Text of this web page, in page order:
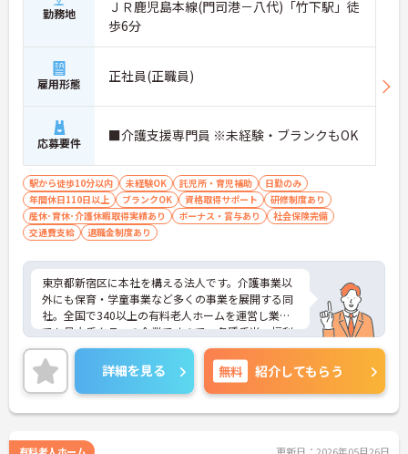
勤務地
ＪＲ鹿児島本線(門司港－八代)「竹下駅」徒
歩6分
雇用形態 正社員(正職員)
応募要件 ■介護支援専門員 ※未経験・ブランクもOK
駅から徒歩10分以内 未経験OK 託児所・育児補助
日勤のみ
年間休日110日以上
ブランクOK 資格取得サポート
研修制度あり
産休･育休･介護休暇取得実績あり
ボーナス・賞与あり
社会保険完備
交通費支給
退職金制度あり
東京都新宿区に本社を構える法人です。介護事業以
外にも保育・学童事業など多くの事業を展開する同
社。全国で340以上の有料老人ホームを運営し業界
でも最大手クラスの企業ですので、各種手当、福利
厚生も充実しており、長く安心して働いていただけ
る環境です。研修制度や資格取得支援制度があり、
教育制度も整っています！フレックス制勤務なの
で、公休や有休などお休みもしっかりとれ、メリハ
リのある勤務が可能です。ご興味ある方には、面接
のでお気軽にご相談ください！
詳細を見る 無料 紹介してもらう